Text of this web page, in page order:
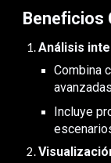
Beneficios
Análisis
Combina
Incluye